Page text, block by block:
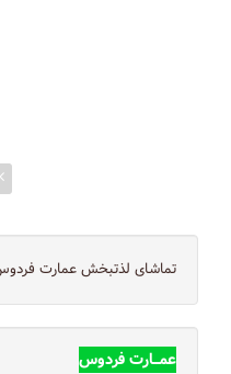
تماشای لذتبخش عمارت
عمـــارت فردوس